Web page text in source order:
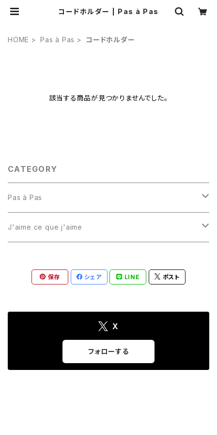
コードホルダー | Pas à Pas
HOME Pas à Pas コードホルダー
該当する商品が見つかりませんでした。
CATEGORY
Pas à Pas
バッグ
アクセサリー
J'aime ce que j'aime
アクセサリー
保存 シェア LINE ポスト
X
フォローする